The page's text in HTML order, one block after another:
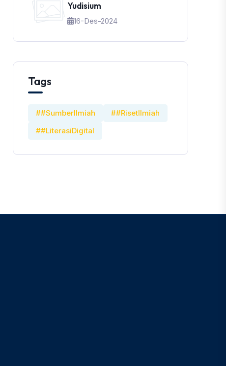
Yudisium
16-Des-2024
Tags
##SumberIlmiah
##RisetIlmiah
##LiterasiDigital